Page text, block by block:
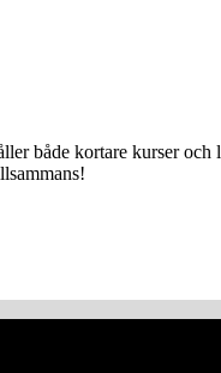
både kortare kurser